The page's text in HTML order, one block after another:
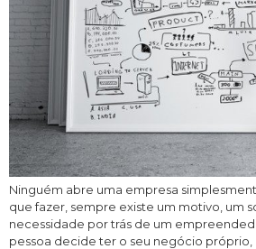
Ninguém abre uma empresa
que fazer, sempre existe um motivo, um
necessidade por trás de um
pessoa decide ter o seu negócio próprio,